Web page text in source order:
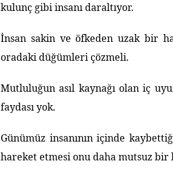
kulunç gibi insanı daraltıyor.
İnsan sakin ve öfkeden uzak bir
oradaki düğümleri çözmeli.
Mutluluğun asıl kaynağı olan iç
faydası yok.
Günümüz insanının içinde
hareket etmesi onu daha mutsuz bir